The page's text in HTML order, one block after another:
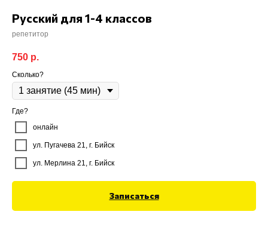
Русский для 1-4 классов
репетитор
750 р.
Сколько?
Где?
онлайн
ул. Пугачева 21, г. Бийск
ул. Мерлина 21, г. Бийск
Записаться